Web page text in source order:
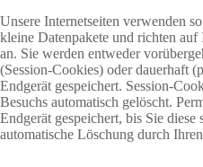
Unsere Internetseiten verwenden
kleine Datenpakete und richten auf
an. Sie werden entweder
(Session-Cookies) oder dauerhaft
Endgerät gespeichert. Session-
Besuchs automatisch gelöscht.
Endgerät gespeichert, bis Sie diese
automatische Löschung durch